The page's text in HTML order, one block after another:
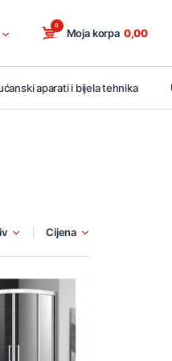
Moja korpa
0
0,00
aparati i bijela tehnika
Cijena